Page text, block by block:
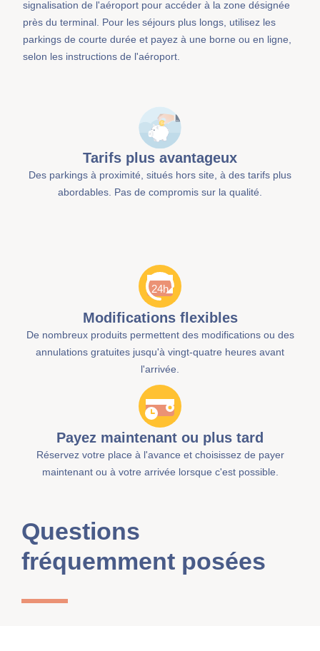
signalisation de l'aéroport pour accéder à la zone désignée
près du terminal. Pour les séjours plus longs, utilisez les
parkings de courte durée et payez à une borne ou en ligne,
selon les instructions de l'aéroport.
Tarifs plus avantageux
Des parkings à proximité, situés hors site, à des tarifs plus
abordables. Pas de compromis sur la qualité.
Modifications flexibles
De nombreux produits permettent des modifications ou des
annulations gratuites jusqu'à vingt-quatre heures avant
l'arrivée.
Payez maintenant ou plus tard
Réservez votre place à l'avance et choisissez de payer
maintenant ou à votre arrivée lorsque c'est possible.
Questions
fréquemment posées